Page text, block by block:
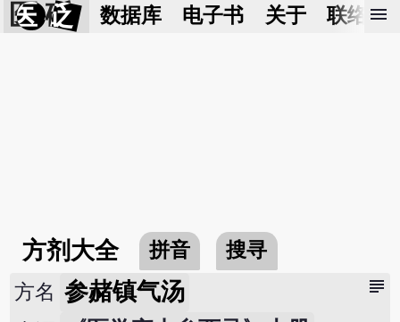
医 砭 数据库 电子书 关于 联络我
menu
方剂大全 拼音 搜寻
subject
方名 参赭镇气汤